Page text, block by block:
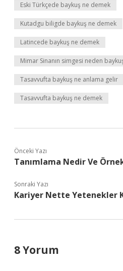
Eski Türkçede baykuş ne demek
Kutadgu biligde baykuş ne demek
Latincede baykuş ne demek
Mimar Sinanın simgesi neden
Tasavvufta baykuş ne anlama gelir
Tasavvufta baykuş ne demek
Önceki Yazı
Tanımlama Nedir Ve
Sonraki Yazı
Kariyer Nette Yetenekler
8 Yorum